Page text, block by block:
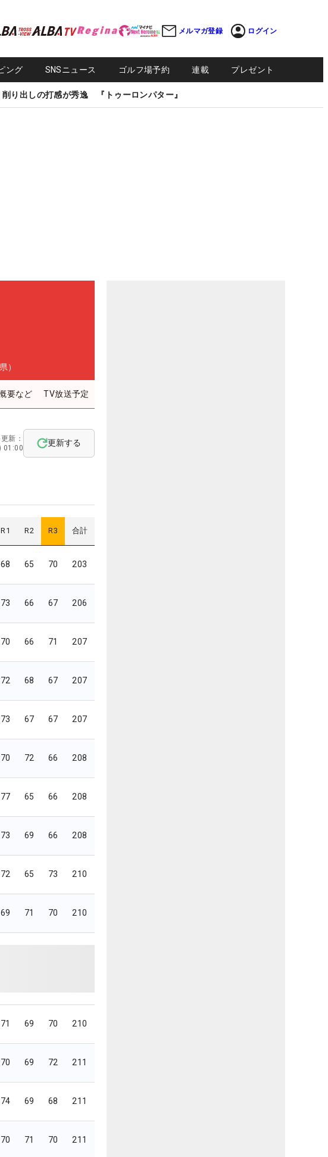
メルマガ登録 ログイン
ング SNSニュース ゴルフ場予約 連載 プレゼント
削り出しの打感が秀逸 『トゥーロンパター』
）
要など TV放送予定
新：
01:00
更新する
R 1 R2 R3 合計
68 65 70 203
73 66 67 206
70 66 71 207
72 68 67 207
73 67 67 207
70 72 66 208
77 65 66 208
73 69 66 208
72 65 73 210
69 71 70 210
71 69 70 210
70 69 72 211
74 69 68 211
70 71 70 211